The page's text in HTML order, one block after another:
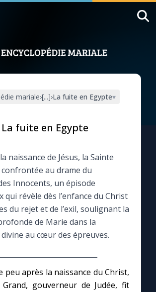
la semaine
semaine
mariale›[...]›La fuite en Egypte▾
La fuite en Egypte
naissance de Jésus, la Sainte
confrontée au drame du
Innocents, un épisode
qui révèle dès l’enfance du Christ
du rejet et de l’exil, soulignant la
de Marie dans la
au cœur des épreuves.
peu après la naissance du Christ,
gouverneur de Judée, fit